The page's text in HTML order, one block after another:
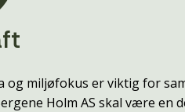
og miljøfokus er viktig for
Holm AS skal være en